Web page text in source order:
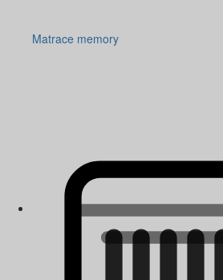
Matrace memory